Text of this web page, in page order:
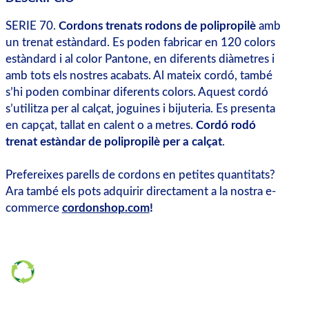
SERIE 70. Cordons trenats rodons de polipropilèamb
un trenat estàndard. Es poden fabricar en 120 colors
estàndard i al color Pantone, en diferents diàmetres i
amb tots els nostres acabats. Al mateix cordó, també
s’hi poden combinar diferents colors. Aquest cordó
s’utilitza per al calçat, joguines i bijuteria. Es presenta
en capçat, tallat en calent o a metres. Cordó rodó
trenat estàndar de polipropilè per a calçat.
Prefereixes parells de cordons en petites quantitats?
Ara també els pots adquirir directament a la nostra e-
commerce cordonshop.com!